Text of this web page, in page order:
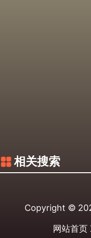
相关搜索
Copyright ©
网站首页